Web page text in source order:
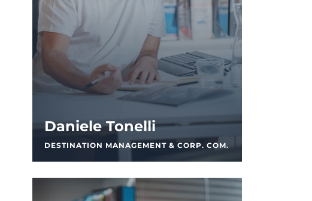
Daniele Tonelli
DESTINATION MANAGEMENT & CORP. COM.